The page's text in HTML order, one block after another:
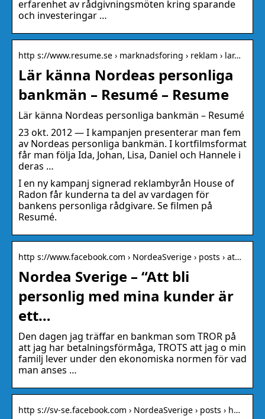
erfarenhet av rådgivningsmöten kring sparande
och investeringar …
http s://www.resume.se › marknadsforing › reklam › lar…
Lär känna Nordeas personliga
bankmän – Resumé – Resume
Lär känna Nordeas personliga bankmän – Resumé
23 okt. 2012 — I kampanjen presenterar man fem
av Nordeas personliga bankmän. I kortfilmsformat
får man följa Ida, Johan, Lisa, Daniel och Hannele i
deras …
I en ny kampanj signerad reklambyrån House of
Radon får kunderna ta del av vardagen för
bankens personliga rådgivare. Se filmen på
Resumé.
http s://www.facebook.com › NordeaSverige › posts › at…
Nordea Sverige – “Att bli
personlig med mina kunder är
ett…
Den dagen jag träffar en bankman som TROR på
att jag har betalningsförmåga, TROTS att jag o min
familj lever under den ekonomiska normen för vad
man anses …
http s://sv-se.facebook.com › NordeaSverige › posts › h…